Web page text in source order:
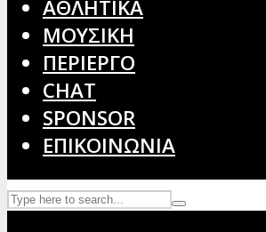
ΑΘΛΗΤΙΚΑ
ΜΟΥΣΙΚΗ
ΠΕΡΙΕΡΓΟ
CHAT
SPONSOR
ΕΠΙΚΟΙΝΩΝΙΑ